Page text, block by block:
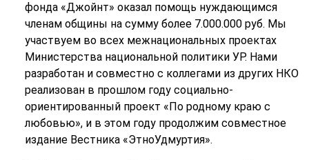
фонда «Джойнт» оказал помощь нуждающимся
членам общины на сумму более 7.000.000 руб. Мы
участвуем во всех межнациональных проектах
Министерства национальной политики УР. Нами
разработан и совместно с коллегами из других НКО
реализован в прошлом году социально-
ориентированный проект «По родному краю с
любовью», и в этом году продолжим совместное
издание Вестника «ЭтноУдмуртия».